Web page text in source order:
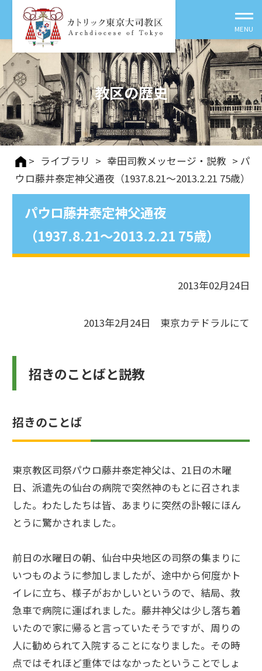
教区の歴史
> ライブラリ > 幸田司教メッセージ・説教 > パ
ウロ藤井泰定神父通夜（1937.8.21～2013.2.21 75歳）
パウロ藤井泰定神父通夜
（1937.8.21～2013.2.21 75歳）
2013年02月24日
2013年2月24日 東京カテドラルにて
招きのことばと説教
招きのことば
東京教区司祭パウロ藤井泰定神父は、21日の木曜
日、派遣先の仙台の病院で突然神のもとに召されま
した。わたしたちは皆、あまりに突然の訃報にほん
とうに驚かされました。
前日の水曜日の朝、仙台中央地区の司祭の集まりに
いつものように参加しましたが、途中から何度かト
イレに立ち、様子がおかしいというので、結局、救
急車で病院に運ばれました。藤井神父は少し落ち着
いたので家に帰ると言っていたそうですが、周りの
人に勧められて入院することになりました。その時
点ではそれほど重体ではなかったということでしょ